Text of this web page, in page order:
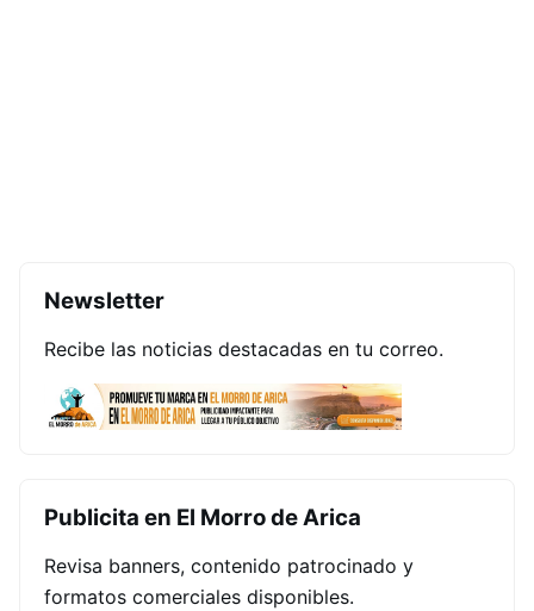
Newsletter
Recibe las noticias destacadas en tu correo.
Publicita en El Morro de Arica
Revisa banners, contenido patrocinado y
formatos comerciales disponibles.